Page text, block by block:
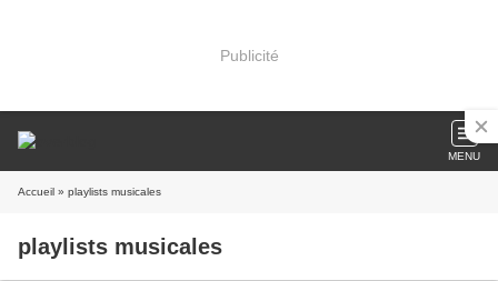
Publicité
MENU
Accueil » playlists musicales
playlists musicales